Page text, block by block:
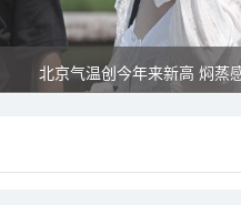
北京气温创今年来新高 焖蒸